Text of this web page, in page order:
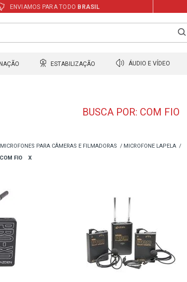
ENVIAMOS PARA TODO BRASIL
ESTABILIZAÇÃO ÁUDIO E VÍDEO
BUSCA POR: COM FIO
MICROFONES PARA CÂMERAS E FILMADORAS
MICROFONE LAPELA
FIO X